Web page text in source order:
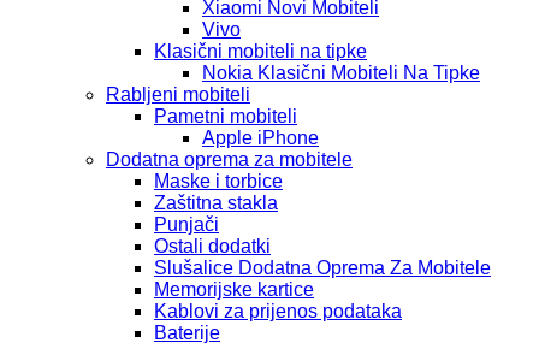
Xiaomi Novi Mobiteli
Vivo
Klasični mobiteli na tipke
Nokia Klasični Mobiteli Na Tipke
Rabljeni mobiteli
Pametni mobiteli
Apple iPhone
Dodatna oprema za mobitele
Maske i torbice
Zaštitna stakla
Punjači
Ostali dodatki
Slušalice Dodatna Oprema Za Mobitele
Memorijske kartice
Kablovi za prijenos podataka
Baterije